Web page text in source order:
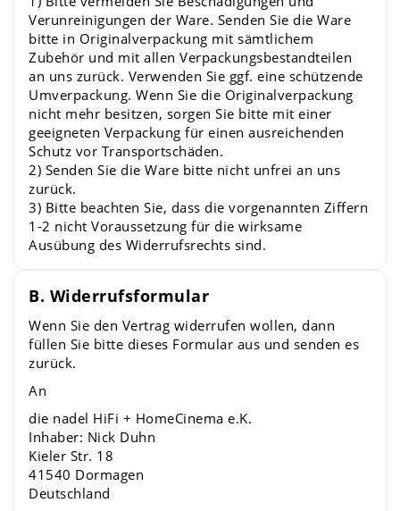
Verunreinigungen der Ware. Senden Sie die Ware
bitte in Originalverpackung mit sämtlichem
Zubehör und mit allen Verpackungsbestandteilen
an uns zurück. Verwenden Sie ggf. eine schützende
Umverpackung. Wenn Sie die Originalverpackung
nicht mehr besitzen, sorgen Sie bitte mit einer
geeigneten Verpackung für einen ausreichenden
Schutz vor Transportschäden.
2) Senden Sie die Ware bitte nicht unfrei an uns
zurück.
3) Bitte beachten Sie, dass die vorgenannten Ziffern
1-2 nicht Voraussetzung für die wirksame
Ausübung des Widerrufsrechts sind.
B. Widerrufsformular
Wenn Sie den Vertrag widerrufen wollen, dann
füllen Sie bitte dieses Formular aus und senden es
zurück.
An
die nadel HiFi + HomeCinema e.K.
Inhaber: Nick Duhn
Kieler Str. 18
41540 Dormagen
Deutschland